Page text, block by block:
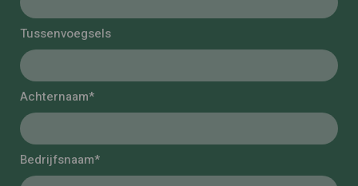
Tussenvoegsels
Achternaam*
Bedrijfsnaam*